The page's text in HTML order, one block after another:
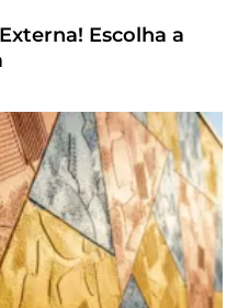
Escolha a